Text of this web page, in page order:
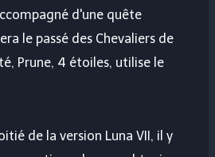
d'une quête
le passé des Chevaliers de
Prune, 4 étoiles, utilise le
de la version Luna VII, il y